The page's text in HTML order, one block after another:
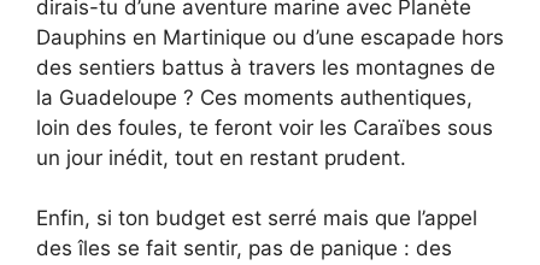
dirais-tu d’une aventure marine avec Planète
Dauphins en Martinique ou d’une escapade hors
des sentiers battus à travers les montagnes de
la Guadeloupe ? Ces moments authentiques,
loin des foules, te feront voir les Caraïbes sous
un jour inédit, tout en restant prudent.
Enfin, si ton budget est serré mais que l’appel
des îles se fait sentir, pas de panique : des